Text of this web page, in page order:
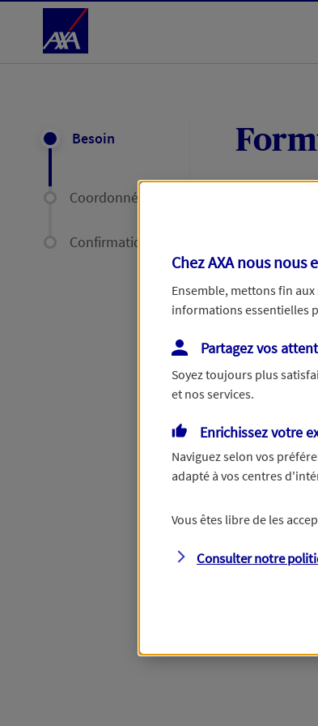
Accéder au Contenu
Besoin
Coordonnées
Confirmation
Votre
Vous disposez
Chez AXA nous
Ensemble, mettons fin
informations essentielles
Partagez vos
Soyez toujours plus
et nos services.
Enrichissez votre
Naviguez selon vos
adapté à vos centres
Vous êtes libre de les
Consulter notre